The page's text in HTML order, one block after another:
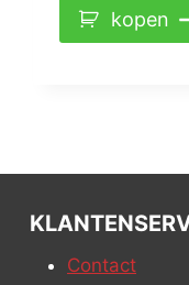
kopen
Contact